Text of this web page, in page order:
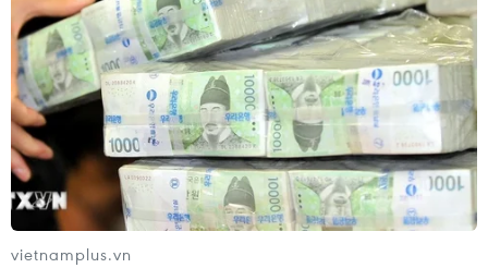
Tổng Biên tập: TRẦN TIẾN DUẨN
Phó Tổng Biên tập: NGUYỄN THỊ TÁM, KHÚC THANH
THỦY
Sở hữu trí tuệ
Quy định sử dụng
RSS
Hỗ trợ
Ngôn ngữ
TTXVN
vietnamplus.vn